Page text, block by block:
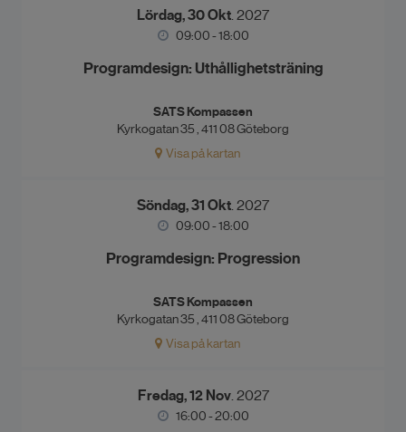
Lördag, 30 Okt. 2027
09:00 - 18:00
Programdesign: Uthållighetsträning
SATS Kompassen
Kyrkogatan 35 , 411 08 Göteborg
Visa på kartan
Söndag, 31 Okt. 2027
09:00 - 18:00
Programdesign: Progression
SATS Kompassen
Kyrkogatan 35 , 411 08 Göteborg
Visa på kartan
Fredag, 12 Nov. 2027
16:00 - 20:00